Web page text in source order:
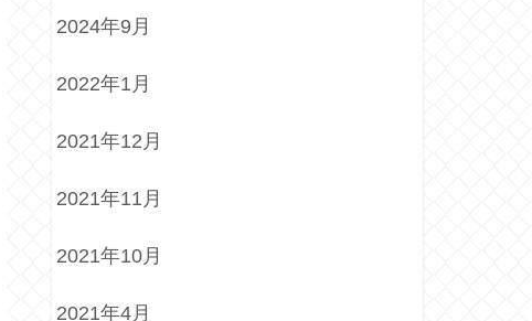
2024年9月
2022年1月
2021年12月
2021年11月
2021年10月
2021年4月